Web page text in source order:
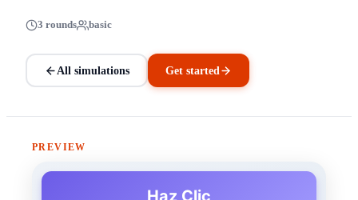
3 rounds basic
All simulations Get started
PREVIEW